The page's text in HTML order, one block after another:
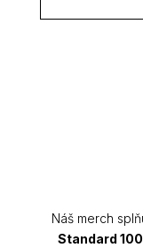
Náš merch
Standard 100